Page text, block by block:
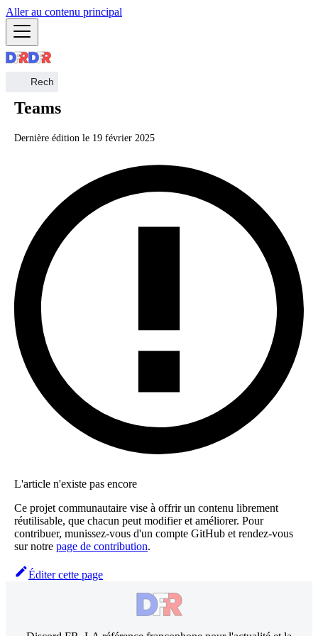
Aller au contenu principal
Teams
Dernière édition le 19 février 2025
L'article n'existe pas encore
Ce projet communautaire vise à offrir un contenu librement
réutilisable, que chacun peut modifier et améliorer. Pour
contribuer, munissez-vous d'un compte GitHub et rendez-vous
sur notre page de contribution.
Éditer cette page